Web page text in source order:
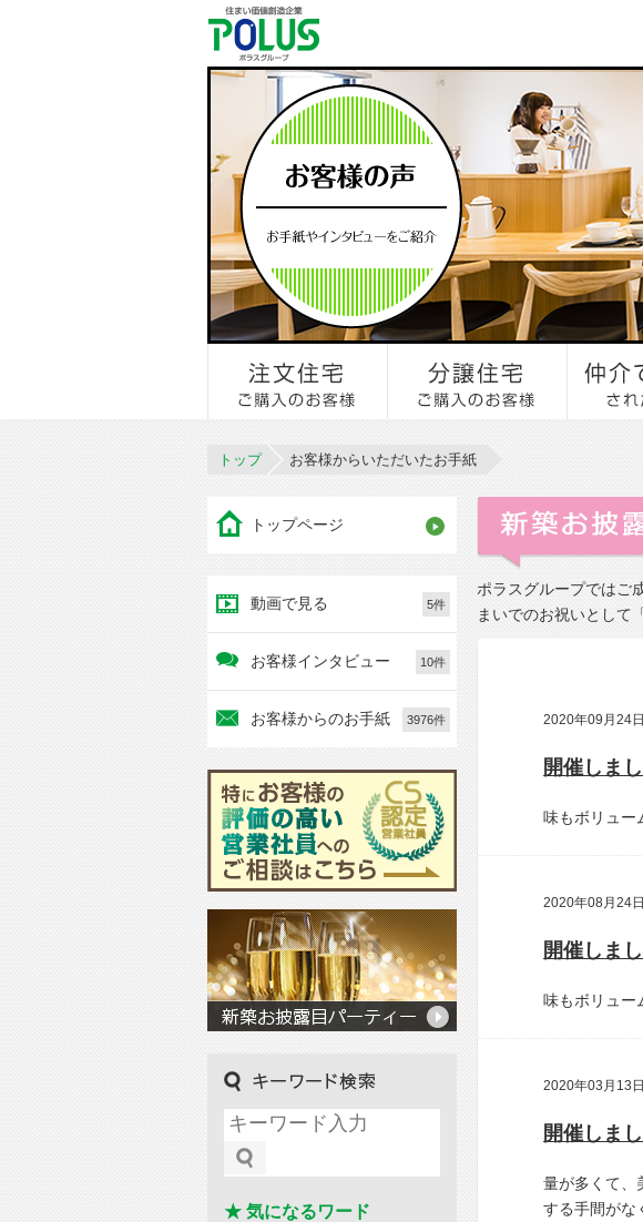
トップ お客様からいただいたお手紙
ポラスグループではご
まいでのお祝いとして
2020年09月24
味もボリュー
2020年08月24
味もボリュー
2020年03月13
量が多くて
する手間がな
トップページ
動画で見る 5件
お客様インタビュー 10件
お客様からのお手紙 3976件
★ 気になるワード